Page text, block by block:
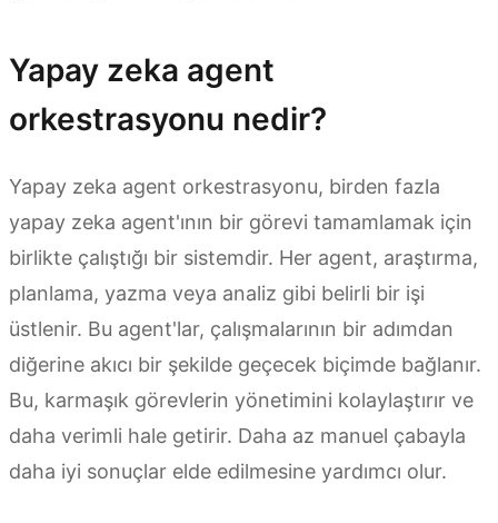
Yapay zeka agent
orkestrasyonu nedir?
Yapay zeka agent orkestrasyonu, birden fazla
yapay zeka agent'ının bir görevi tamamlamak için
birlikte çalıştığı bir sistemdir. Her agent, araştırma,
planlama, yazma veya analiz gibi belirli bir işi
üstlenir. Bu agent'lar, çalışmalarının bir adımdan
diğerine akıcı bir şekilde geçecek biçimde bağlanır.
Bu, karmaşık görevlerin yönetimini kolaylaştırır ve
daha verimli hale getirir. Daha az manuel çabayla
daha iyi sonuçlar elde edilmesine yardımcı olur.